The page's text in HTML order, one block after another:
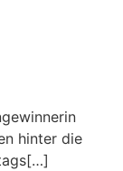
hinter die